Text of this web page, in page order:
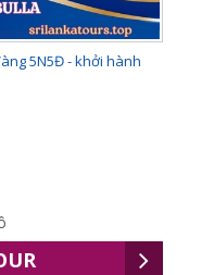
5N5Đ - khởi hành